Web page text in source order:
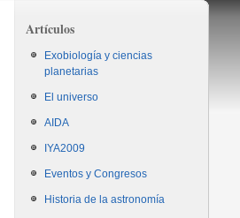
Artículos
Exobiología y ciencias
planetarias
El universo
AIDA
IYA2009
Eventos y Congresos
Historia de la astronomía